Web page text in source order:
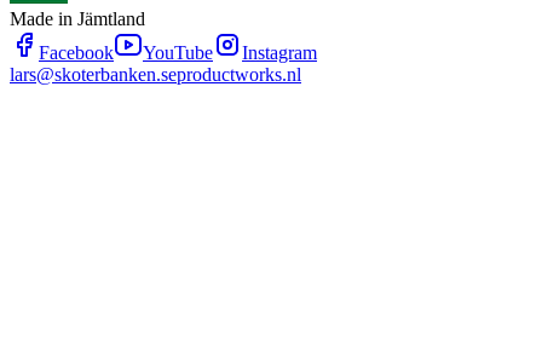
Made in Jämtland
Facebook
YouTube
Instagram
lars@skoterbanken.seproductworks.nl